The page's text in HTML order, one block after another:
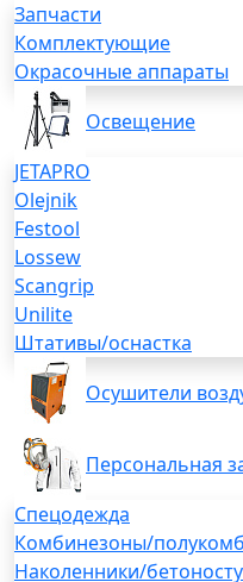
Запчасти
Комплектующие
Окрасочные аппараты
Освещение
JETAPRO
Olejnik
Festool
Lossew
Scangrip
Unilite
Штативы/оснастка
Осушители
Персональная
Спецодежда
Комбинезоны/
Наколенники/